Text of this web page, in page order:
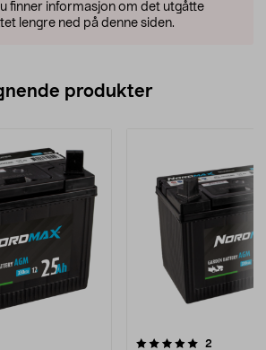
finner informasjon om det utgåtte
lengre ned på denne siden.
produkter
2
4.0av 5 stjerner